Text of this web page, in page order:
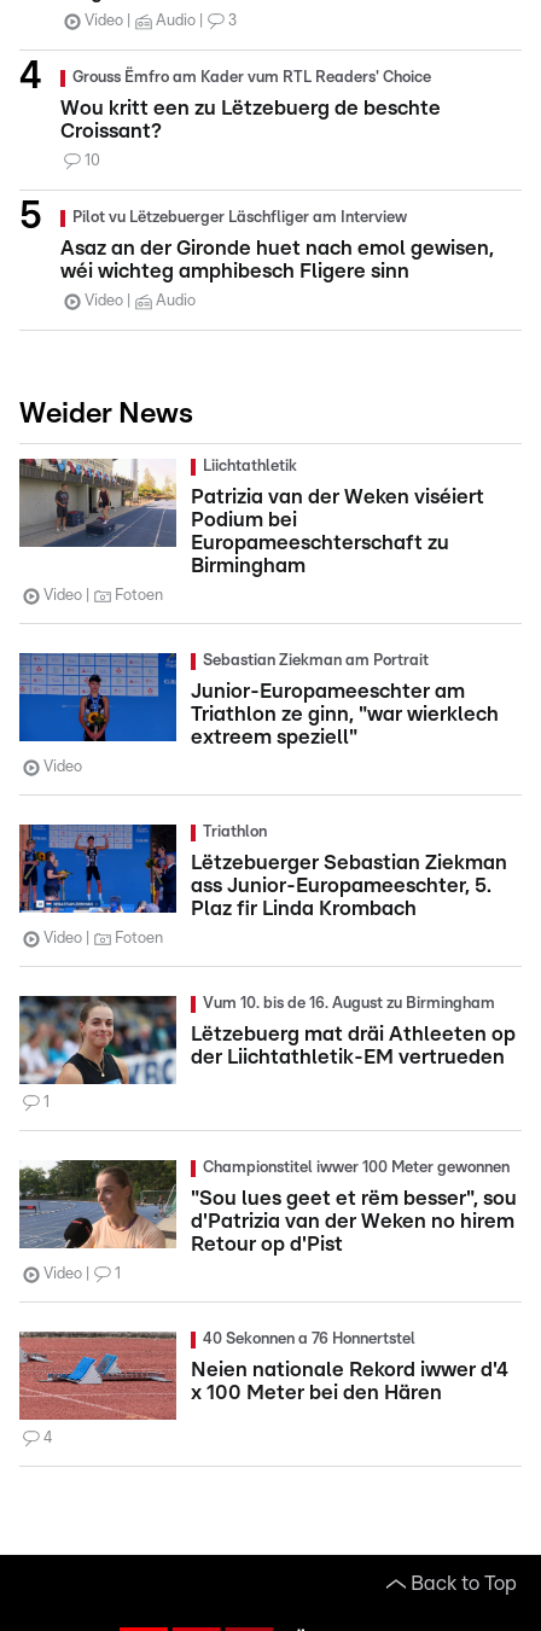
Video Audio 3
Grouss Ëmfro am Kader vum RTL Readers' Choice
Wou kritt een zu Lëtzebuerg de beschte
Croissant?
10
Pilot vu Lëtzebuerger Läschfliger am Interview
Asaz an der Gironde huet nach emol gewisen,
wéi wichteg amphibesch Fligere sinn
Video Audio
Weider News
Liichtathletik
Patrizia van der Weken viséiert
Podium bei
Europameeschterschaft zu
Birmingham
Video Fotoen
Sebastian Ziekman am Portrait
Junior-Europameeschter am
Triathlon ze ginn, "war wierklech
extreem speziell"
Video
Triathlon
Lëtzebuerger Sebastian Ziekman
ass Junior-Europameeschter, 5.
Plaz fir Linda Krombach
Video Fotoen
Vum 10. bis de 16. August zu Birmingham
Lëtzebuerg mat dräi Athleeten op
der Liichtathletik-EM vertrueden
1
Championstitel iwwer 100 Meter gewonnen
"Sou lues geet et rëm besser", sou
d'Patrizia van der Weken no hirem
Retour op d'Pist
Video 1
40 Sekonnen a 76 Honnertstel
Neien nationale Rekord iwwer d'4
x 100 Meter bei den Hären
4
Back to Top